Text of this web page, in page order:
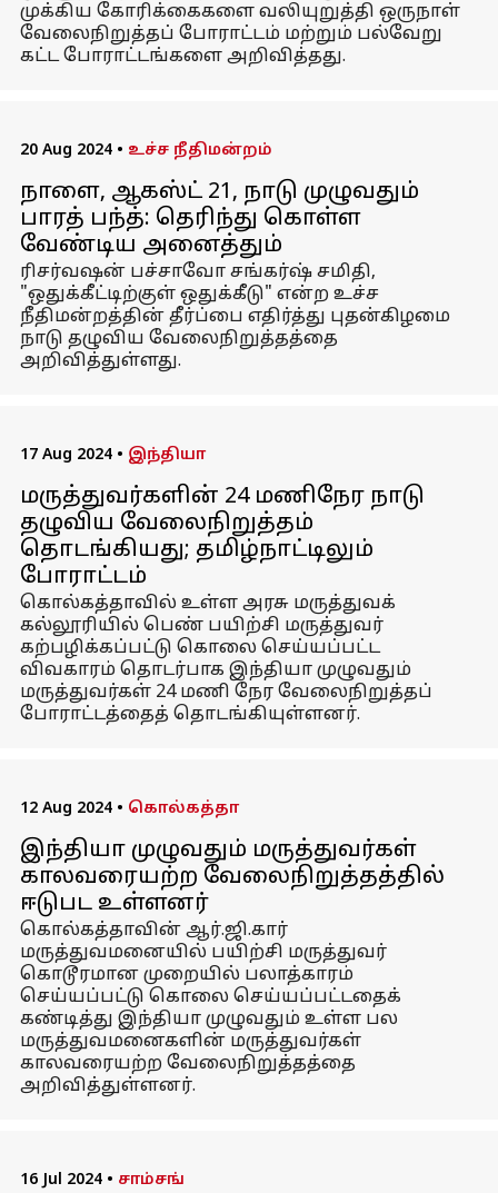
முக்கிய கோரிக்கைகளை வலியுறுத்தி ஒருநாள்
வேலைநிறுத்தப் போராட்டம் மற்றும் பல்வேறு
கட்ட போராட்டங்களை அறிவித்தது.
20 Aug 2024 • உச்ச நீதிமன்றம்
நாளை, ஆகஸ்ட் 21, நாடு முழுவதும்
பாரத் பந்த்: தெரிந்து கொள்ள
வேண்டிய அனைத்தும்
ரிசர்வஷன் பச்சாவோ சங்கர்ஷ் சமிதி,
"ஒதுக்கீட்டிற்குள் ஒதுக்கீடு" என்ற உச்ச
நீதிமன்றத்தின் தீர்ப்பை எதிர்த்து புதன்கிழமை
நாடு தழுவிய வேலைநிறுத்தத்தை
அறிவித்துள்ளது.
17 Aug 2024 • இந்தியா
மருத்துவர்களின் 24 மணிநேர நாடு
தழுவிய வேலைநிறுத்தம்
தொடங்கியது; தமிழ்நாட்டிலும்
போராட்டம்
கொல்கத்தாவில் உள்ள அரசு மருத்துவக்
கல்லூரியில் பெண் பயிற்சி மருத்துவர்
கற்பழிக்கப்பட்டு கொலை செய்யப்பட்ட
விவகாரம் தொடர்பாக இந்தியா முழுவதும்
மருத்துவர்கள் 24 மணி நேர வேலைநிறுத்தப்
போராட்டத்தைத் தொடங்கியுள்ளனர்.
12 Aug 2024 • கொல்கத்தா
இந்தியா முழுவதும் மருத்துவர்கள்
காலவரையற்ற வேலைநிறுத்தத்தில்
ஈடுபட உள்ளனர்
கொல்கத்தாவின் ஆர்.ஜி.கார்
மருத்துவமனையில் பயிற்சி மருத்துவர்
கொடூரமான முறையில் பலாத்காரம்
செய்யப்பட்டு கொலை செய்யப்பட்டதைக்
கண்டித்து இந்தியா முழுவதும் உள்ள பல
மருத்துவமனைகளின் மருத்துவர்கள்
காலவரையற்ற வேலைநிறுத்தத்தை
அறிவித்துள்ளனர்.
16 Jul 2024 • சாம்சங்